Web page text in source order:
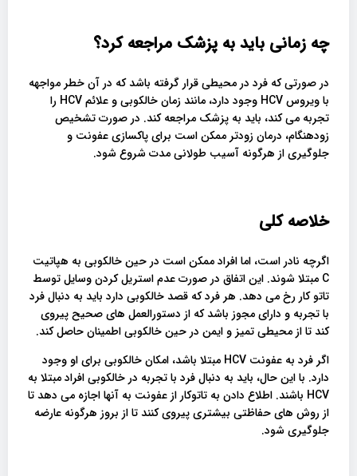
چه زمانی باید به پزشک مراجعه کرد؟
در صورتی که فرد در محیطی قرار گرفته باشد که در آن خطر مواجهه
با ویروس HCV وجود دارد، مانند زمان خالکوبی و علائم HCV را
تجربه می کند، باید به پزشک مراجعه کند. در صورت تشخیص
زودهنگام، درمان زودتر ممکن است برای پاکسازی عفونت و
جلوگیری از هرگونه آسیب طولانی مدت شروع شود.
خلاصه کلی
اگرچه نادر است، اما افراد ممکن است در حین خالکوبی به هپاتیت
C مبتلا شوند. این اتفاق در صورت عدم استریل کردن وسایل توسط
تاتو کار رخ می دهد. هر فرد که قصد خالکوبی دارد باید به دنبال فرد
با تجربه و دارای مجوز باشد که از دستورالعمل های صحیح پیروی
کند تا از محیطی تمیز و ایمن در حین خالکوبی اطمینان حاصل کند.
اگر فرد به عفونت HCV مبتلا باشد، امکان خالکوبی برای او وجود
دارد. با این حال، باید به دنبال فرد با تجربه در خالکوبی افراد مبتلا به
HCV باشند. اطلاع دادن به تاتوکار از عفونت به آنها اجازه می دهد تا
از روش های حفاظتی بیشتری پیروی کنند تا از بروز هرگونه عارضه
جلوگیری شود.